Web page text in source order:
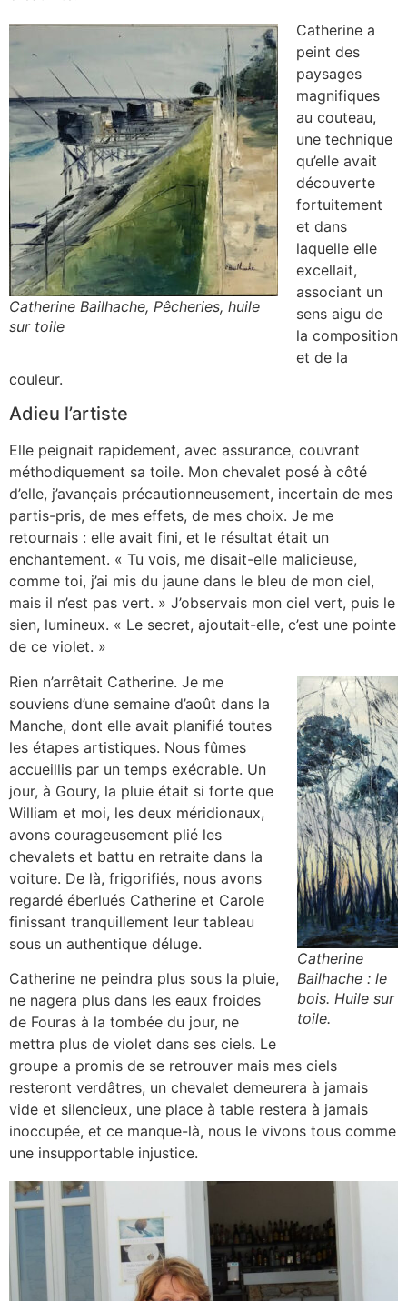
Catherine Bailhache, Pêcheries, huile
sur toile
Catherine a
peint des
paysages
magnifiques
au couteau,
une technique
qu’elle avait
découverte
fortuitement
et dans
laquelle elle
excellait,
associant un
sens aigu de
la composition
et de la
couleur.
Adieu l’artiste
Elle peignait rapidement, avec assurance, couvrant
méthodiquement sa toile. Mon chevalet posé à côté
d’elle, j’avançais précautionneusement, incertain de mes
partis-pris, de mes effets, de mes choix. Je me
retournais : elle avait fini, et le résultat était un
enchantement. « Tu vois, me disait-elle malicieuse,
comme toi, j’ai mis du jaune dans le bleu de mon ciel,
mais il n’est pas vert. » J’observais mon ciel vert, puis le
sien, lumineux. « Le secret, ajoutait-elle, c’est une pointe
de ce violet. »
Catherine
Bailhache : le
bois. Huile sur
toile.
Rien n’arrêtait Catherine. Je me
souviens d’une semaine d’août dans la
Manche, dont elle avait planifié toutes
les étapes artistiques. Nous fûmes
accueillis par un temps exécrable. Un
jour, à Goury, la pluie était si forte que
William et moi, les deux méridionaux,
avons courageusement plié les
chevalets et battu en retraite dans la
voiture. De là, frigorifiés, nous avons
regardé éberlués Catherine et Carole
finissant tranquillement leur tableau
sous un authentique déluge.
Catherine ne peindra plus sous la pluie,
ne nagera plus dans les eaux froides
de Fouras à la tombée du jour, ne
mettra plus de violet dans ses ciels. Le
groupe a promis de se retrouver mais mes ciels
resteront verdâtres, un chevalet demeurera à jamais
vide et silencieux, une place à table restera à jamais
inoccupée, et ce manque-là, nous le vivons tous comme
une insupportable injustice.